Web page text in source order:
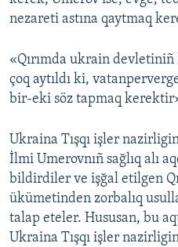
nezareti astına qaytmaq
«Qırımda ukrain
çoq aytıldı ki,
bir-eki söz tapmaq
Ukraina Tışqı işler
İlmi Umerovnıñ sağlıq alı
bildirdiler ve işğal etilgen
ükümetinden zorbalıq
talap eteler. Hususan, bu
Ukraina Tışqı işler